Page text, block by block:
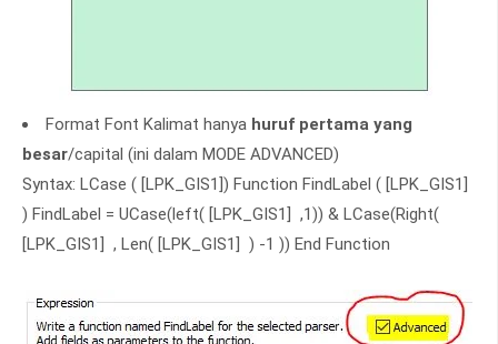
Format Font Kalimat hanya huruf pertama yang
besar/capital (ini dalam MODE ADVANCED)
Syntax: LCase ( [LPK_GIS1]) Function FindLabel ( [LPK_GIS1]
) FindLabel = UCase(left( [LPK_GIS1] ,1)) & LCase(Right(
[LPK_GIS1] , Len( [LPK_GIS1] ) -1 )) End Function